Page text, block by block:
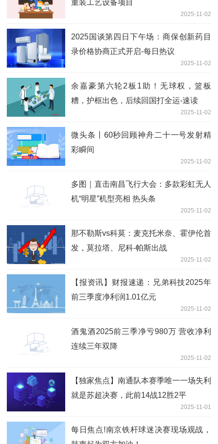
重装工艺设备项目
2025-11-02
2025国谈第四日下午场：商保创新药目
录价格协商正式开启-每日热议
2025-11-02
余嘉豪第六轮2板1助！无球权，篮板
糟，护框出色，后续回国打全运-速读
2025-11-02
微头条丨60秒回顾神舟二十一号发射精
彩瞬间
2025-11-02
多图｜直击南昌飞行大会：多款彩虹无人
机“明星”机型亮相 热头条
2025-11-02
那不勒斯vs科莫：麦克托米奈、霍伊伦首
发，莫拉塔、尼科-帕斯出战
2025-11-02
【报资讯】财报速递：兄弟科技2025年
前三季度净利润1.01亿元
2025-11-02
酒鬼酒2025前三季净亏980万 营收净利
连续三年双降
2025-11-02
【独家焦点】南通队本赛季唯一一场失利
就是苏超决赛，此前14战12胜2平
2025-11-01
每日焦点!南京铁杆球迷决赛现场观战，